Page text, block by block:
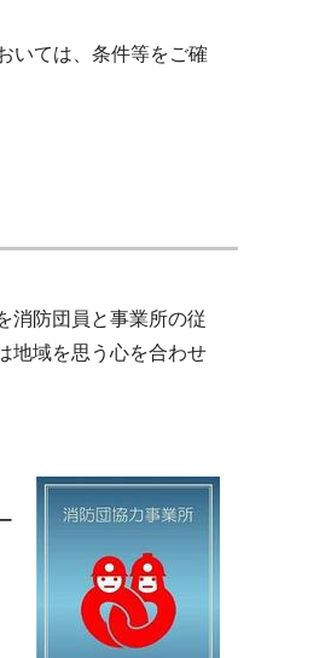
いては、条件等をご確
消防団員と事業所の従
地域を思う心を合わせ